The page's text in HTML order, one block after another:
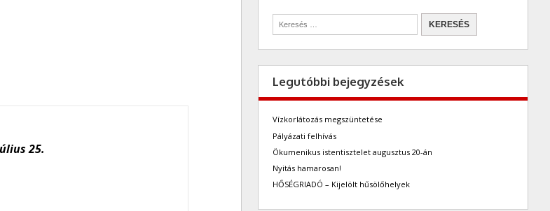
25.
Legutóbbi bejegyzések
Vízkorlátozás megszüntetése
Pályázati felhívás
Ökumenikus istentisztelet augusztus 20-án
Nyitás hamarosan!
HŐSÉGRIADÓ – Kijelölt hűsölőhelyek